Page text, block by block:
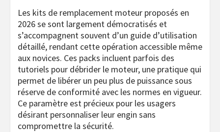
Les kits de remplacement moteur proposés en
2026 se sont largement démocratisés et
s’accompagnent souvent d’un guide d’utilisation
détaillé, rendant cette opération accessible même
aux novices. Ces packs incluent parfois des
tutoriels pour débrider le moteur, une pratique qui
permet de libérer un peu plus de puissance sous
réserve de conformité avec les normes en vigueur.
Ce paramètre est précieux pour les usagers
désirant personnaliser leur engin sans
compromettre la sécurité.